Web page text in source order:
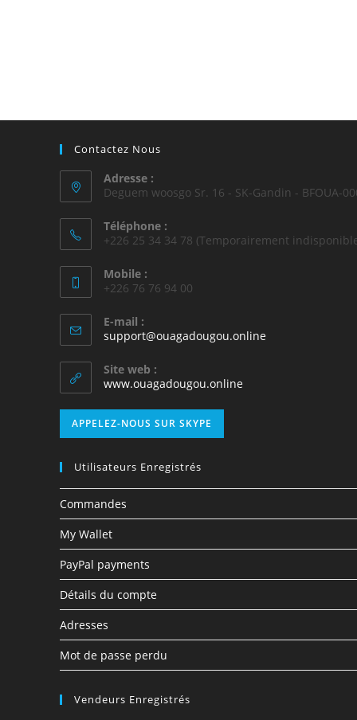
Contactez Nous
Adresse :
Deguem woosgo Sr. 16 - SK-Gandin - BFOUA-
Téléphone :
+226 25 34 34 78 (Temporairement
Mobile :
+226 76 76 94 00
E-mail :
support@ouagadougou.online
Site web :
www.ouagadougou.online
APPELEZ-NOUS SUR SKYPE
Utilisateurs Enregistrés
Commandes
My Wallet
PayPal payments
Détails du compte
Adresses
Mot de passe perdu
Vendeurs Enregistrés